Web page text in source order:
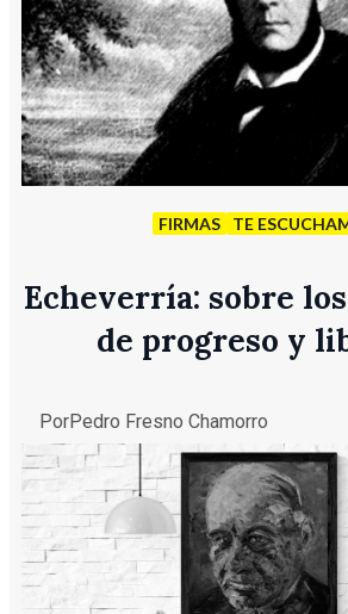
FIRMAS TE
Echeverría: sobre
de progreso y
PorPedro Fresno Chamorro